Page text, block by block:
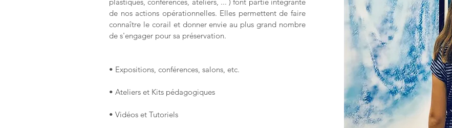
de nos actions opérationnelles. Elles permettent de faire
connaître le corail et donner envie au plus grand nombre
de s'engager pour sa préservation.
• Expositions, conférences, salons, etc.
• Ateliers et Kits pédagogiques
• Vidéos et Tutoriels